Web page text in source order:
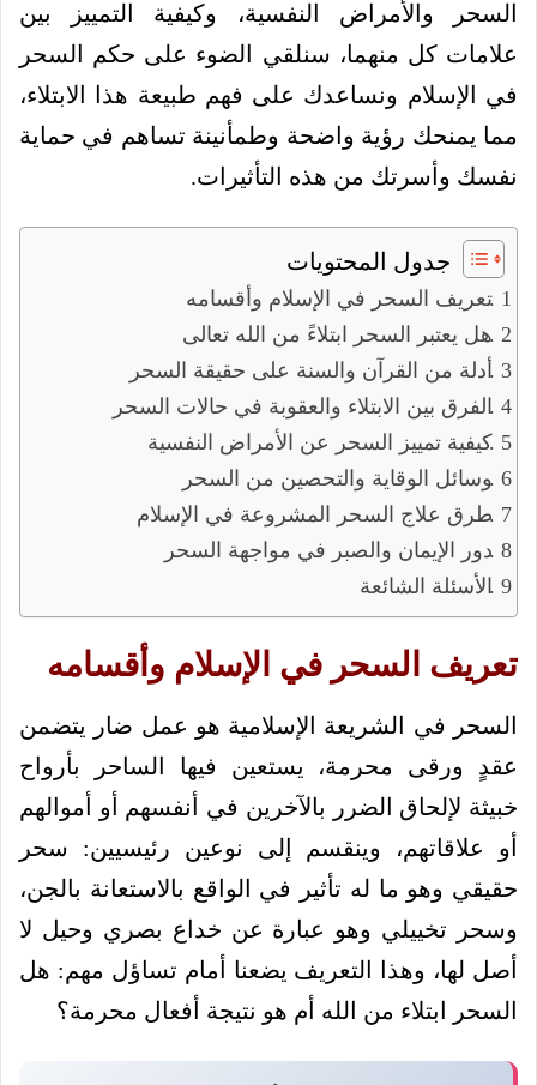
السحر والأمراض النفسية، وكيفية التمييز بين
علامات كل منهما، سنلقي الضوء على حكم السحر
في الإسلام ونساعدك على فهم طبيعة هذا الابتلاء،
مما يمنحك رؤية واضحة وطمأنينة تساهم في حماية
نفسك وأسرتك من هذه التأثيرات.
جدول المحتويات
تعريف السحر في الإسلام وأقسامه
هل يعتبر السحر ابتلاءً من الله تعالى
أدلة من القرآن والسنة على حقيقة السحر
الفرق بين الابتلاء والعقوبة في حالات السحر
كيفية تمييز السحر عن الأمراض النفسية
وسائل الوقاية والتحصين من السحر
طرق علاج السحر المشروعة في الإسلام
دور الإيمان والصبر في مواجهة السحر
الأسئلة الشائعة
تعريف السحر في الإسلام وأقسامه
السحر في الشريعة الإسلامية هو عمل ضار يتضمن
عقدٍ ورقى محرمة، يستعين فيها الساحر بأرواح
خبيثة لإلحاق الضرر بالآخرين في أنفسهم أو أموالهم
أو علاقاتهم، وينقسم إلى نوعين رئيسيين: سحر
حقيقي وهو ما له تأثير في الواقع بالاستعانة بالجن،
وسحر تخييلي وهو عبارة عن خداع بصري وحيل لا
أصل لها، وهذا التعريف يضعنا أمام تساؤل مهم: هل
السحر ابتلاء من الله أم هو نتيجة أفعال محرمة؟